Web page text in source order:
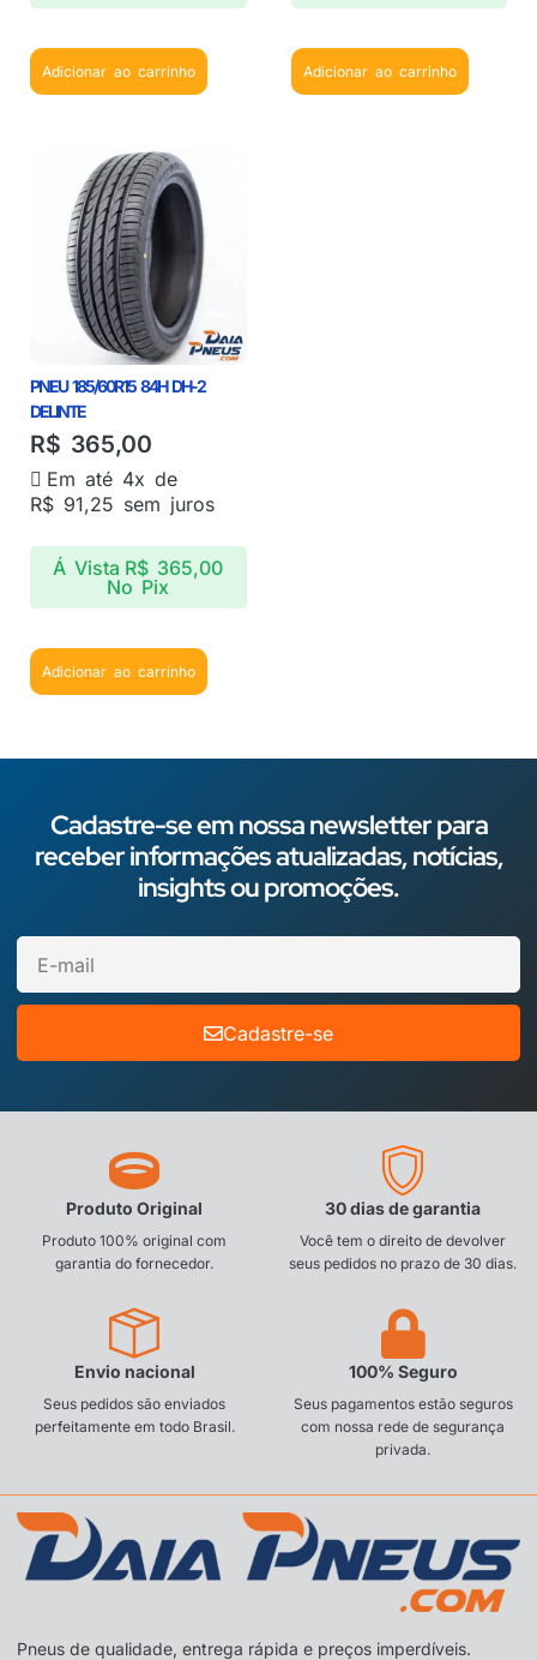
Adicionar ao carrinho Adicionar ao carrinho
PNEU 185/60R15 84H DH-2
DELINTE
R$ 365,00
Em até 4x de
R$ 91,25 sem juros
Á Vista R$ 365,00
No Pix
Adicionar ao carrinho
Cadastre-se em nossa newsletter para
receber informações atualizadas, notícias,
insights ou promoções.
Cadastre-se
Produto Original
Produto 100% original com
garantia do fornecedor.
30 dias de garantia
Você tem o direito de devolver
seus pedidos no prazo de 30 dias.
Envio nacional
Seus pedidos são enviados
perfeitamente em todo Brasil.
100% Seguro
Seus pagamentos estão seguros
com nossa rede de segurança
privada.
Pneus de qualidade, entrega rápida e preços imperdíveis.